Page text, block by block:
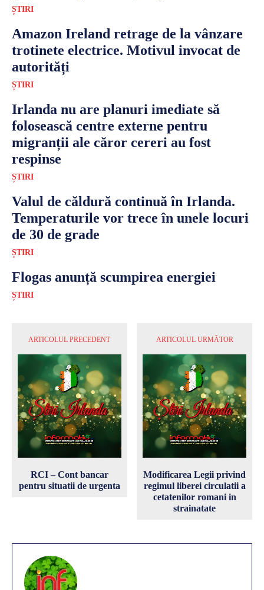
ȘTIRI
Amazon Ireland retrage de la vânzare
trotinete electrice. Motivul invocat de
autorități
ȘTIRI
Irlanda nu are planuri imediate să
folosească centre externe pentru
migranții ale căror cereri au fost
respinse
ȘTIRI
Valul de căldură continuă în Irlanda.
Temperaturile vor trece în unele locuri
de 30 de grade
ȘTIRI
Flogas anunță scumpirea energiei
ȘTIRI
ARTICOLUL PRECEDENT
RCI – Cont bancar
pentru situatii de urgenta
ARTICOLUL URMĂTOR
Modificarea Legii privind
regimul liberei circulatii a
cetatenilor romani in
strainatate